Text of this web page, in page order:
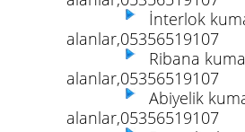
İnterlok
alanlar,05356519107
Ribana
alanlar,05356519107
Abiyelik
alanlar,05356519107